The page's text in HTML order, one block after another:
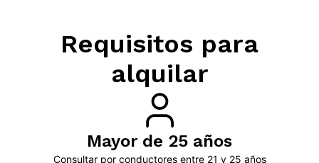
Requisitos para
alquilar
Mayor de 25 años
Consultar por conductores entre 21 y 25 años